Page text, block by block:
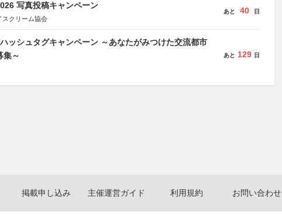
写真投稿キャンペーン
スクリーム協会
あと 40 日
ッシュタグキャンペーン ～あなたがみつけた交流都市
集～
あと 129 日
掲載申し込み 主催運営ガイド 利用規約 お問い合わせ